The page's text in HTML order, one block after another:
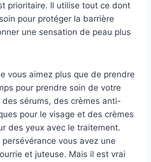
prioritaire. Il utilise tout ce dont
pour protéger la barrière
une sensation de peau plus
vous aimez plus que de prendre
pour prendre soin de votre
des sérums, des crèmes anti-
pour le visage et des crèmes
des yeux avec le traitement.
vous avez une
et juteuse. Mais il est vrai